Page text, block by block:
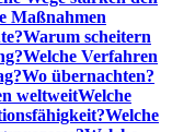
Maßnahmen
Warum scheitern
Welche Verfahren
Wo übernachten?
weltweitWelche
Welche